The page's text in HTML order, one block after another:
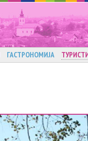
ГАСТРОНОМИЈА